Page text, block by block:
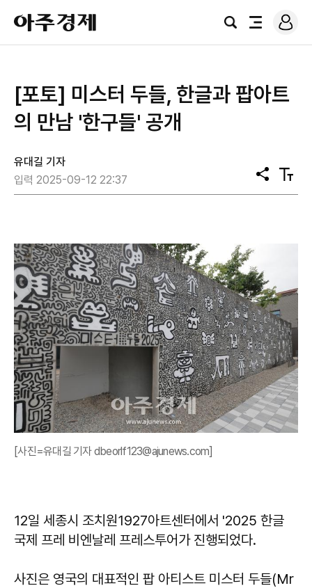
아
주
경
검
전
로
그
[포토] 미스터 두들, 한글과 팝아트
의 만남 '한구들' 공개
유대길 기자
입력 2025-09-12 22:37
공
유
텍
스
[사진=유대길 기자 dbeorlf123@ajunews.com]
12일 세종시 조치원1927아트센터에서 '2025 한글
국제 프레 비엔날레 프레스투어가 진행되었다.
사진은 영국의 대표적인 팝 아티스트 미스터 두들(Mr